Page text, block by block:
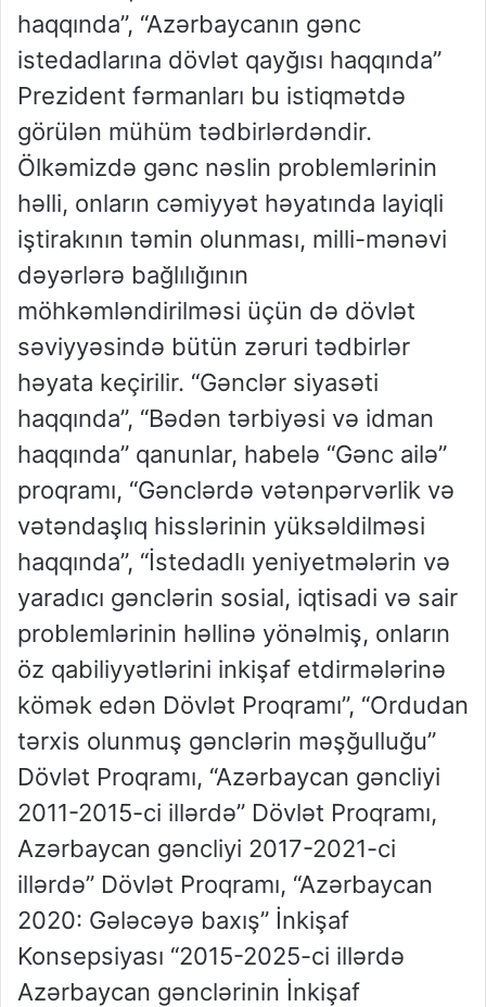
haqqında”, “Azərbaycanın gənc
istedadlarına dövlət qayğısı haqqında”
Prezident fərmanları bu istiqmətdə
görülən mühüm tədbirlərdəndir.
Ölkəmizdə gənc nəslin problemlərinin
həlli, onların cəmiyyət həyatında layiqli
iştirakının təmin olunması, milli-mənəvi
dəyərlərə bağlılığının
möhkəmləndirilməsi üçün də dövlət
səviyyəsində bütün zəruri tədbirlər
həyata keçirilir. “Gənclər siyasəti
haqqında”, “Bədən tərbiyəsi və idman
haqqında” qanunlar, habelə “Gənc ailə”
proqramı, “Gənclərdə vətənpərvərlik və
vətəndaşlıq hisslərinin yüksəldilməsi
haqqında”, “İstedadlı yeniyetmələrin və
yaradıcı gənclərin sosial, iqtisadi və sair
problemlərinin həllinə yönəlmiş, onların
öz qabiliyyətlərini inkişaf etdirmələrinə
kömək edən Dövlət Proqramı”, “Ordudan
tərxis olunmuş gənclərin məşğulluğu”
Dövlət Proqramı, “Azərbaycan gəncliyi
2011-2015-ci illərdə” Dövlət Proqramı,
Azərbaycan gəncliyi 2017-2021-ci
illərdə” Dövlət Proqramı, “Azərbaycan
2020: Gələcəyə baxış” İnkişaf
Konsepsiyası “2015-2025-ci illərdə
Azərbaycan gənclərinin İnkişaf